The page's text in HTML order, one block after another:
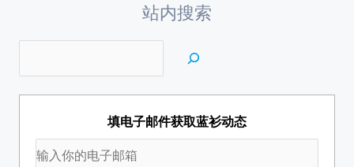
站内搜索
填电子邮件获取蓝衫动态